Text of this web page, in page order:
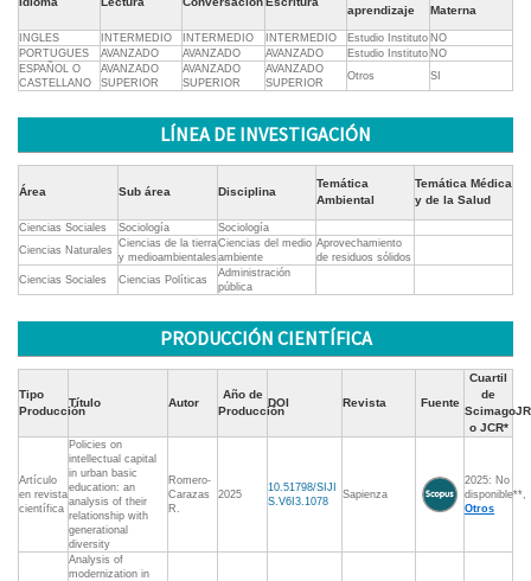
aprendizaje Materna
INGLES INTERMEDIO INTERMEDIO INTERMEDIO Estudio Instituto NO
PORTUGUES
AVANZADO AVANZADO AVANZADO Estudio Instituto NO
ESPAÑOL O
CASTELLANO
AVANZADO
SUPERIOR
AVANZADO
SUPERIOR
AVANZADO
SUPERIOR
Otros SI
LÍNEA DE INVESTIGACIÓN
Área Sub área Disciplina
Temática
Ambiental
Temática Médica
y de la Salud
Ciencias Sociales Sociología
Sociología
Ciencias Naturales
Ciencias de la tierra
y medioambientales
Ciencias del medio
ambiente
Aprovechamiento
de residuos sólidos
Ciencias Sociales
Ciencias Políticas
Administración
pública
PRODUCCIÓN CIENTÍFICA
Tipo
Producción
Título Autor
Año de
Producción
DOI Revista Fuente
Cuartil
de
ScimagoJR
o JCR*
Artículo
en revista
científica
Policies on
intellectual capital
in urban basic
education: an
analysis of their
relationship with
generational
diversity
Romero-
Carazas
R.
2025
10.51798/SIJI
S.V6I3.1078
Sapienza
2025: No
disponible**,
Otros
Analysis of
modernization in